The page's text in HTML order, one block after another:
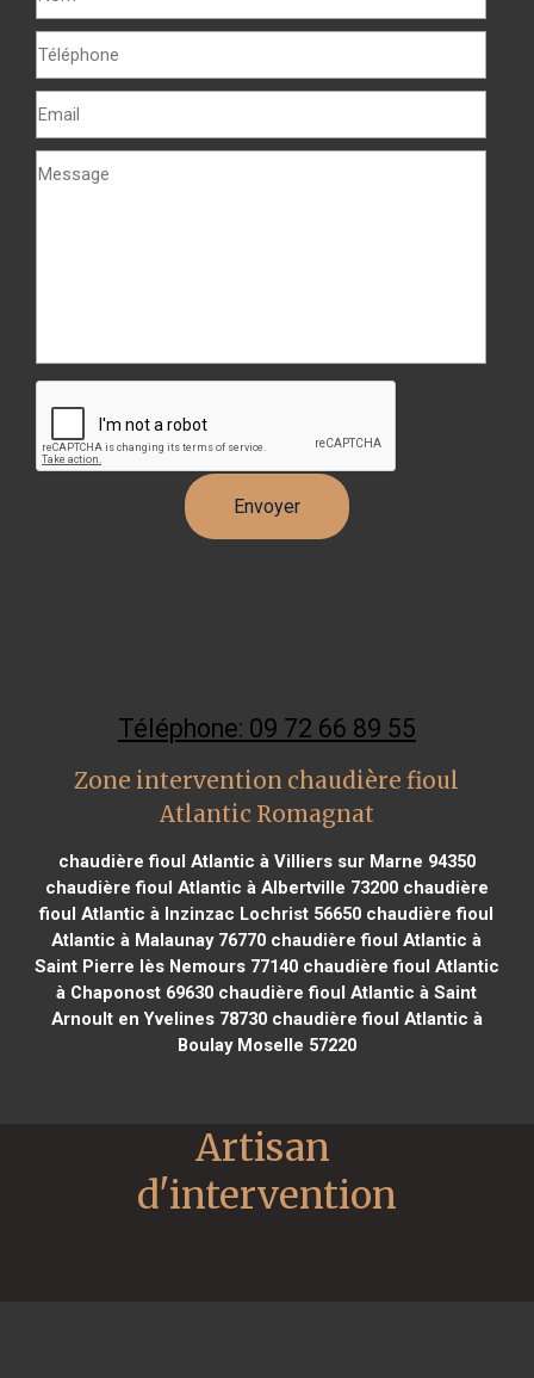
Téléphone: 09 72 66 89 55
Zone intervention chaudière fioul
Atlantic Romagnat
chaudière fioul Atlantic à Villiers sur Marne 94350
chaudière fioul Atlantic à Albertville 73200chaudière
fioul Atlantic à Inzinzac Lochrist 56650 chaudière fioul
Atlantic à Malaunay 76770 chaudière fioul Atlantic à
Saint Pierre lès Nemours 77140chaudière fioul Atlantic
à Chaponost 69630 chaudière fioul Atlantic à Saint
Arnoult en Yvelines 78730chaudière fioul Atlantic à
Boulay Moselle 57220
Artisan
d'intervention